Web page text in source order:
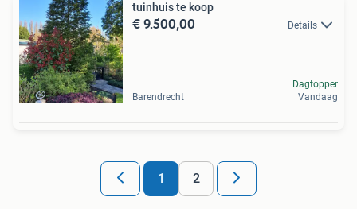
tuinhuis te koop
€ 9.500,00 Details
Barendrecht
Dagtopper
Vandaag
1 2